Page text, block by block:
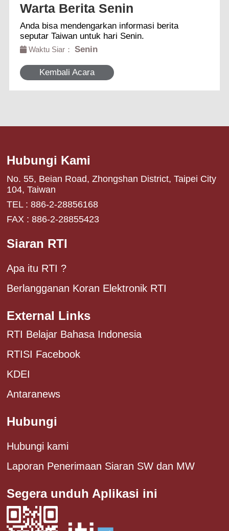
Warta Berita Senin
Anda bisa mendengarkan informasi berita
seputar Taiwan untuk hari Senin.
Waktu Siar： Senin
Kembali Acara
Hubungi Kami
No. 55, Beian Road, Zhongshan District, Taipei City
104, Taiwan
TEL : 886-2-28856168
FAX : 886-2-28855423
Siaran RTI
Apa itu RTI ?
Berlangganan Koran Elektronik RTI
External Links
RTI Belajar Bahasa Indonesia
RTISI Facebook
KDEI
Antaranews
Hubungi
Hubungi kami
Laporan Penerimaan Siaran SW dan MW
Segera unduh Aplikasi ini